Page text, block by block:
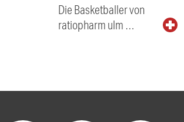
Die Basketballer von
ratiopharm ulm …